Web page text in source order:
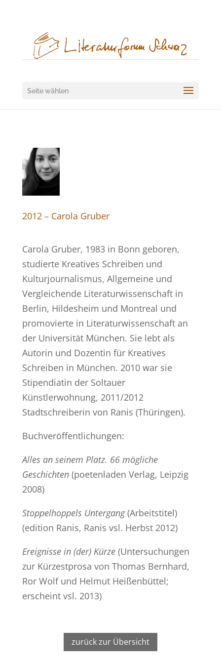
Seite wählen
2012 – Carola Gruber
Carola Gruber, 1983 in Bonn geboren,
studierte Kreatives Schreiben und
Kulturjournalismus, Allgemeine und
Vergleichende Literaturwissenschaft in
Berlin, Hildesheim und Montreal und
promovierte in Literaturwissenschaft an
der Universität München. Sie lebt als
Autorin und Dozentin für Kreatives
Schreiben in München. 2010 war sie
Stipendiatin der Soltauer
Künstlerwohnung, 2011/2012
Stadtschreiberin von Ranis (Thüringen).
Buchveröffentlichungen:
Alles an seinem Platz. 66 mögliche
Geschichten(poetenladen Verlag, Leipzig
2008)
Stoppelhoppels Untergang(Arbeitstitel)
(edition Ranis, Ranis vsl. Herbst 2012)
Ereignisse in (der) Kürze(Untersuchungen
zur Kürzestprosa von Thomas Bernhard,
Ror Wolf und Helmut Heißenbüttel;
erscheint vsl. 2013)
zurück zur Übersicht